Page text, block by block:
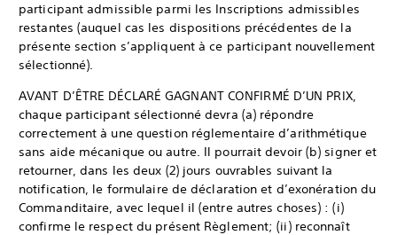
participant admissible parmi les Inscriptions admissibles
restantes (auquel cas les dispositions précédentes de la
présente section s’appliquent à ce participant nouvellement
sélectionné).
AVANT D’ÊTRE DÉCLARÉ GAGNANT CONFIRMÉ D’UN PRIX,
chaque participant sélectionné devra (a) répondre
correctement à une question réglementaire d’arithmétique
sans aide mécanique ou autre. Il pourrait devoir (b) signer et
retourner, dans les deux (2) jours ouvrables suivant la
notification, le formulaire de déclaration et d’exonération du
Commanditaire, avec lequel il (entre autres choses) : (i)
confirme le respect du présent Règlement; (ii) reconnaît